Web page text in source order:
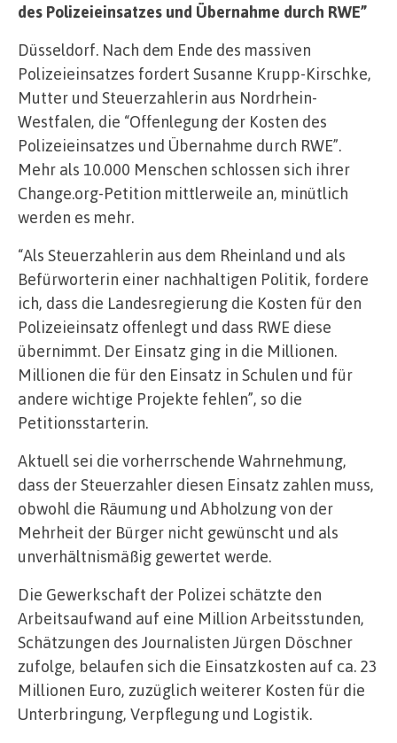
des Polizeieinsatzes und Übernahme durch RWE”
Düsseldorf. Nach dem Ende des massiven
Polizeieinsatzes fordert Susanne Krupp-Kirschke,
Mutter und Steuerzahlerin aus Nordrhein-
Westfalen, die “Offenlegung der Kosten des
Polizeieinsatzes und Übernahme durch RWE”.
Mehr als 10.000 Menschen schlossen sich ihrer
Change.org-Petition mittlerweile an, minütlich
werden es mehr.
“Als Steuerzahlerin aus dem Rheinland und als
Befürworterin einer nachhaltigen Politik, fordere
ich, dass die Landesregierung die Kosten für den
Polizeieinsatz offenlegt und dass RWE diese
übernimmt. Der Einsatz ging in die Millionen.
Millionen die für den Einsatz in Schulen und für
andere wichtige Projekte fehlen”, so die
Petitionsstarterin.
Aktuell sei die vorherrschende Wahrnehmung,
dass der Steuerzahler diesen Einsatz zahlen muss,
obwohl die Räumung und Abholzung von der
Mehrheit der Bürger nicht gewünscht und als
unverhältnismäßig gewertet werde.
Die Gewerkschaft der Polizei schätzte den
Arbeitsaufwand auf eine Million Arbeitsstunden,
Schätzungen des Journalisten Jürgen Döschner
zufolge, belaufen sich die Einsatzkosten auf ca. 23
Millionen Euro, zuzüglich weiterer Kosten für die
Unterbringung, Verpflegung und Logistik.